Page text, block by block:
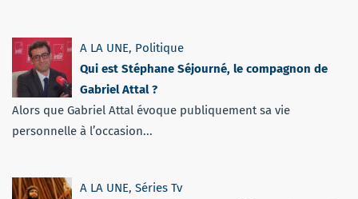
A LA UNE, Politique
Qui est Stéphane Séjourné, le compagnon de
Gabriel Attal ?
Alors que Gabriel Attal évoque publiquement sa vie
personnelle à l’occasion...
A LA UNE, Séries Tv